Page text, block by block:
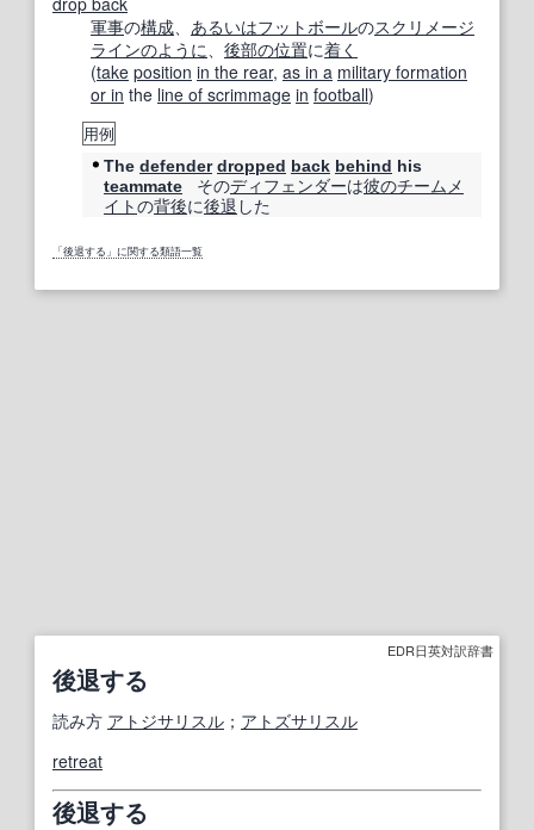
軍事の構成 あるいはフットボールのスクリメージ
ラインのように 後部の位置に着く
(take position in the rear, as in a military formation
or in the line of scrimmage in football)
用例
The defender dropped back behind his
teammate
そのディフェンダーは彼のチームメ
イトの背後に後退 した
「後退する」に関する類語一覧
EDR日英対訳辞書
後退する
読み方 アトジサリスル ； アトズサリスル
retreat
後退する